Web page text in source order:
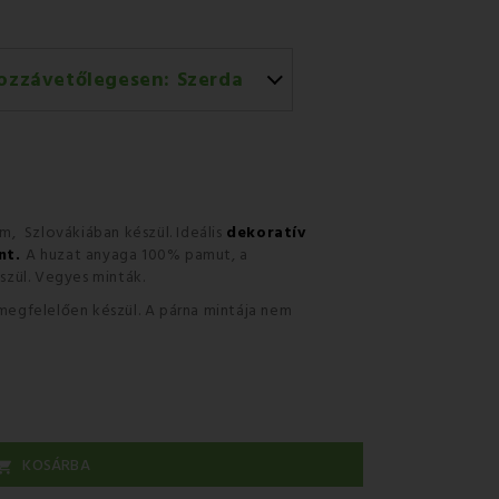
Szerda
Szlovákiában készül. Ideális dekoratív
A huzat anyaga 100% pamut, a
Vegyes minták
készül. A párna mintája nem
KOSÁRBA